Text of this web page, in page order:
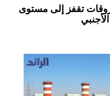
تقفز إلى مستوى